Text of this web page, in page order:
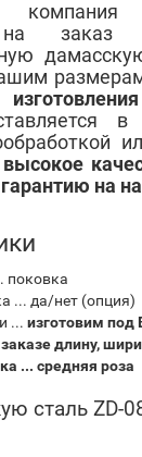
заказ
на
поковка
... да/нет (опция)
... изготовим
длину,
... средняя роза
сталь ZD-